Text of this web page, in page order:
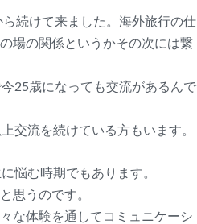
続けて来ました。海外旅行の仕
場の関係というかその次には繋
25歳になっても交流があるんで
交流を続けている方もいます。
悩む時期でもあります。
思うのです。
な体験を通してコミュニケーシ